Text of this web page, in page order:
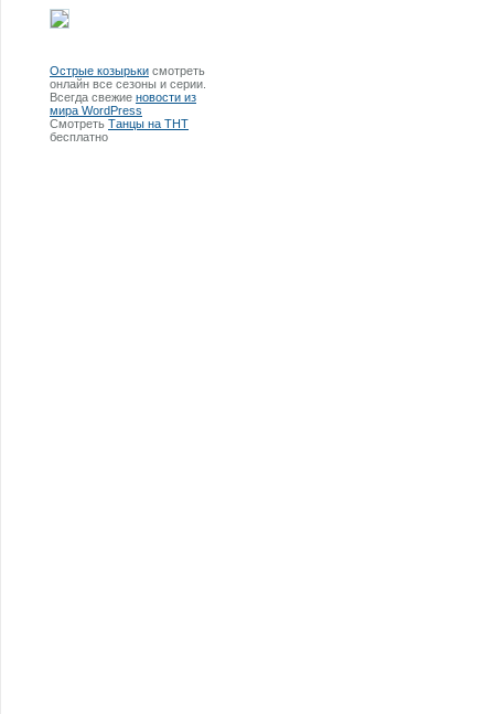
Острые козырьки смотреть
онлайн все сезоны и серии.
Всегда свежие новости из
мира WordPress
Смотреть Танцы на ТНТ
бесплатно